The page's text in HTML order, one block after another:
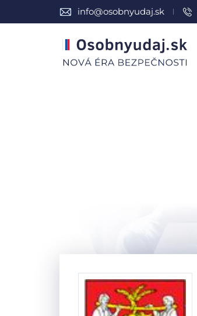
info@osobnyudaj.sk